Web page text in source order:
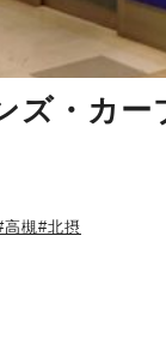
ズ・カ
高槻#北摂